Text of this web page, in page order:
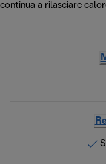
continua a rilasciare